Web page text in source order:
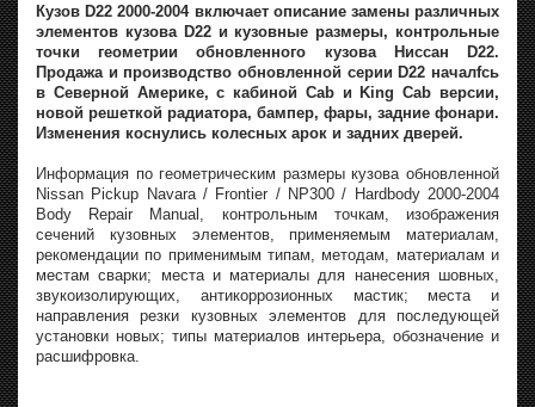
Кузов D22 2000-2004 включает описание замены различных
элементов кузова D22 и кузовные размеры, контрольные
точки геометрии обновленного кузова Ниссан D22.
Продажа и производство обновленной серии D22 началfсь
в Северной Америке, с кабиной Cab и King Cab версии,
новой решеткой радиатора, бампер, фары, задние фонари.
Изменения коснулись колесных арок и задних дверей.
Информация по геометрическим размеры кузова обновленной
Nissan Pickup Navara / Frontier / NP300 / Hardbody 2000-2004
Body Repair Manual, контрольным точкам, изображения
сечений кузовных элементов, применяемым материалам,
рекомендации по применимым типам, методам, материалам и
местам сварки; места и материалы для нанесения шовных,
звукоизолирующих, антикоррозионных мастик; места и
направления резки кузовных элементов для последующей
установки новых; типы материалов интерьера, обозначение и
расшифровка.